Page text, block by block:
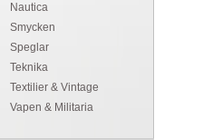
Nautica
Smycken
Speglar
Teknika
Textilier & Vintage
Vapen & Militaria